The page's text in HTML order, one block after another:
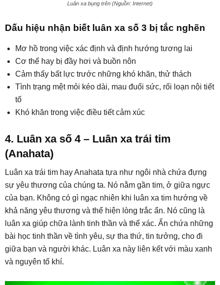
Luân xa bụng trên (Nguồn: Internet)
Dấu hiệu nhận biết luân xa số 3 bị tắc nghẽn
Mơ hồ trong việc xác định và định hướng tương lai
Cơ thể hay bị đầy hơi và buồn nôn
Cảm thấy bất lực trước những khó khăn, thử thách
Tình trạng mệt mỏi kéo dài, mau đuối sức, rối loạn nội tiết
tố
Khó khăn trong việc điều tiết cảm xúc
4. Luân xa số 4 – Luân xa trái tim
(Anahata)
Luân xa trái tim hay Anahata tựa như ngôi nhà chứa đựng
sự yêu thương của chúng ta. Nó nằm gần tim, ở giữa ngực
của bạn. Không có gì ngạc nhiên khi luân xa tim hướng về
khả năng yêu thương và thể hiện lòng trắc ẩn. Nó cũng là
luân xa giúp chữa lành tinh thần và thể xác. Ẩn chứa những
bài học tinh thần về tình yêu, sự tha thứ, tin tưởng, cho đi
giữa bạn và người khác. Luân xa này liên kết với màu xanh
và nguyên tố khí.